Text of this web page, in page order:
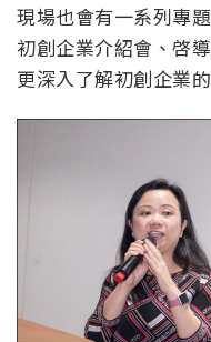
現場也會有一系列專
初創企業介紹會、啓
更深入了解初創企業